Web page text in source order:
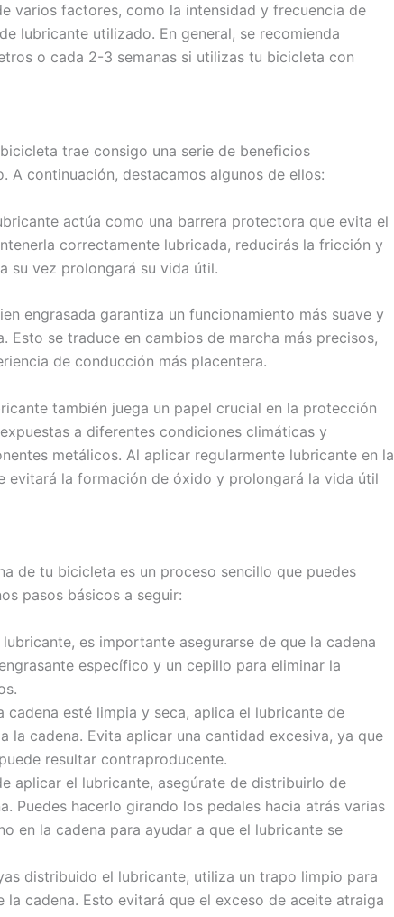
varios factores, como la intensidad y frecuencia de
lubricante utilizado. En general, se recomienda
o cada 2-3 semanas si utilizas tu bicicleta con
trae consigo una serie de beneficios
A continuación, destacamos algunos de ellos:
actúa como una barrera protectora que evita el
correctamente lubricada, reducirás la fricción y
su vez prolongará su vida útil.
engrasada garantiza un funcionamiento más suave y
se traduce en cambios de marcha más precisos,
de conducción más placentera.
también juega un papel crucial en la protección
a diferentes condiciones climáticas y
metálicos. Al aplicar regularmente lubricante en la
evitará la formación de óxido y prolongará la vida útil
de tu bicicleta es un proceso sencillo que puedes
pasos básicos a seguir:
es importante asegurarse de que la cadena
específico y un cepillo para eliminar la
cadena esté limpia y seca, aplica el lubricante de
la cadena. Evita aplicar una cantidad excesiva, ya que
resultar contraproducente.
aplicar el lubricante, asegúrate de distribuirlo de
Puedes hacerlo girando los pedales hacia atrás varias
en la cadena para ayudar a que el lubricante se
distribuido el lubricante, utiliza un trapo limpio para
la cadena. Esto evitará que el exceso de aceite atraiga